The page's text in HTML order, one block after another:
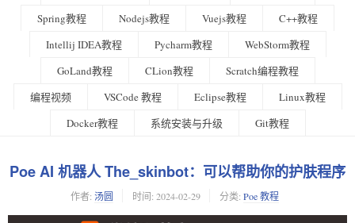
Spring教程
Nodejs教程 Vuejs教程
C++教程
Intellij IDEA教程
Pycharm教程
WebStorm教程
GoLand教程
CLion教程
Scratch编程教程
编程视频
VSCode 教程 Eclipse教程
Linux教程
Docker教程
系统安装与升级 Git教程
Poe AI 机器人 The_skinbot：可以帮助你的护肤程序
作者: 汤圆 时间: 2024-02-29 分类: Poe 教程